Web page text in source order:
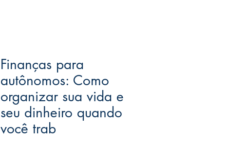
Finanças para
autônomos: Como
organizar sua vida e
seu dinheiro quando
você trab